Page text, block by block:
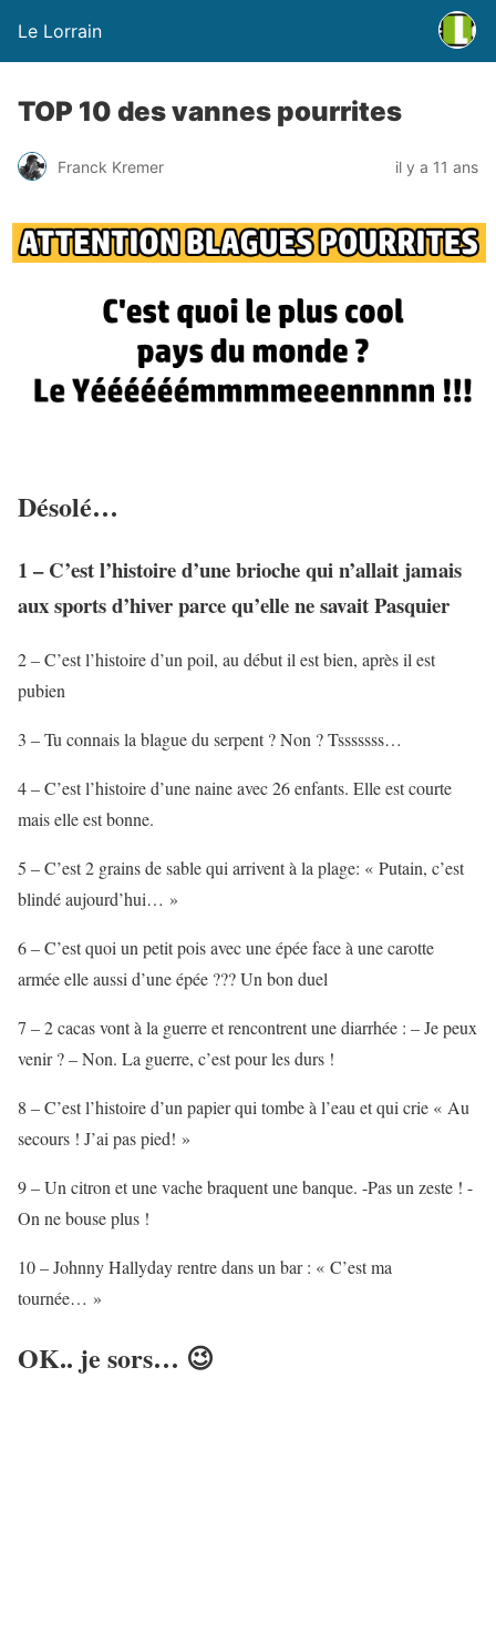
Le Lorrain
TOP 10 des vannes pourrites
Franck Kremer il y a 11 ans
Désolé…
1 – C’est l’histoire d’une brioche qui n’allait jamais
aux sports d’hiver parce qu’elle ne savait Pasquier
2 – C’est l’histoire d’un poil, au début il est bien, après il est
pubien
3 – Tu connais la blague du serpent ? Non ? Tsssssss…
4 – C’est l’histoire d’une naine avec 26 enfants. Elle est courte
mais elle est bonne.
5 – C’est 2 grains de sable qui arrivent à la plage: « Putain, c’est
blindé aujourd’hui… »
6 – C’est quoi un petit pois avec une épée face à une carotte
armée elle aussi d’une épée ??? Un bon duel
7 – 2 cacas vont à la guerre et rencontrent une diarrhée : – Je peux
venir ? – Non. La guerre, c’est pour les durs !
8 – C’est l’histoire d’un papier qui tombe à l’eau et qui crie « Au
secours ! J’ai pas pied! »
9 – Un citron et une vache braquent une banque. -Pas un zeste ! -
On ne bouse plus !
10 – Johnny Hallyday rentre dans un bar : « C’est ma
tournée… »
OK.. je sors… 😉